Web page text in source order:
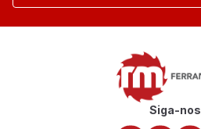
Siga-nos